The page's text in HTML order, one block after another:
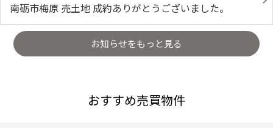
南砺市梅原 売土地 成約ありがとうございました。
お知らせをもっと見る
おすすめ売買物件